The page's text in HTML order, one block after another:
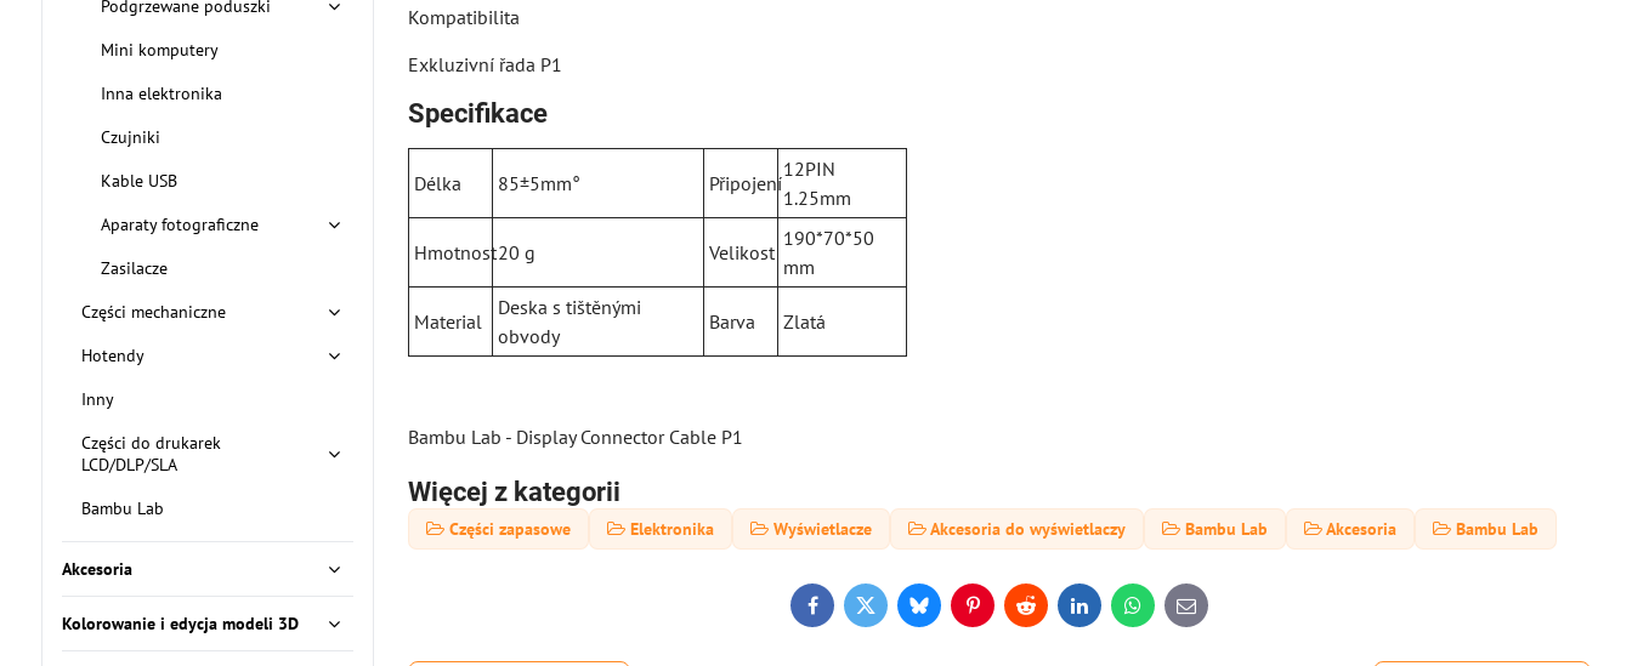
Kompatibilita
Exkluzivní řada P1
Specifikace
Délka 85±5mm° Připojení
12PIN
1.25mm
Hmotnost20 g Velikost
190*70*50
mm
Material
Deska s tištěnými
obvody
Barva Zlatá
Bambu Lab - Display Connector Cable P1
Więcej z kategorii
Części zapasowe Elektronika Wyświetlacze Akcesoria do wyświetlaczy Bambu Lab Akcesoria Bambu Lab
FacebookTwitterBlueskyPinterestRedditLinkedInWhatsApp
E-
mail
Podgrzewane poduszki
Mini komputery
Inna elektronika
Czujniki
Kable USB
Aparaty fotograficzne
Zasilacze
Części mechaniczne
Hotendy
Inny
Części do drukarek
LCD/DLP/SLA
Bambu Lab
Akcesoria
Kolorowanie i edycja modeli 3D